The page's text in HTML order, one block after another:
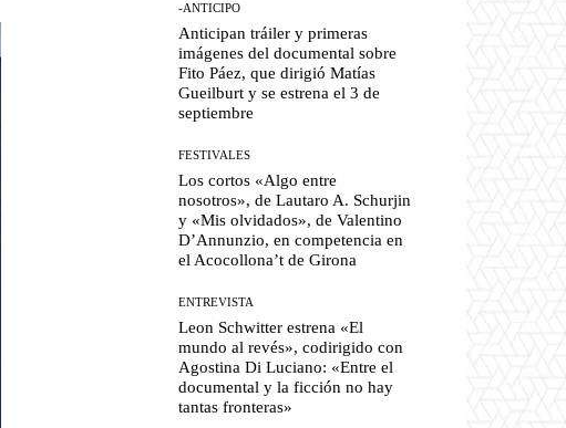
-ANTICIPO
Anticipan tráiler y primeras
imágenes del documental sobre
Fito Páez, que dirigió Matías
Gueilburt y se estrena el 3 de
septiembre
FESTIVALES
Los cortos «Algo entre
nosotros», de Lautaro A. Schurjin
y «Mis olvidados», de Valentino
D’Annunzio, en competencia en
el Acocollona’t de Girona
ENTREVISTA
Leon Schwitter estrena «El
mundo al revés», codirigido con
Agostina Di Luciano: «Entre el
documental y la ficción no hay
tantas fronteras»